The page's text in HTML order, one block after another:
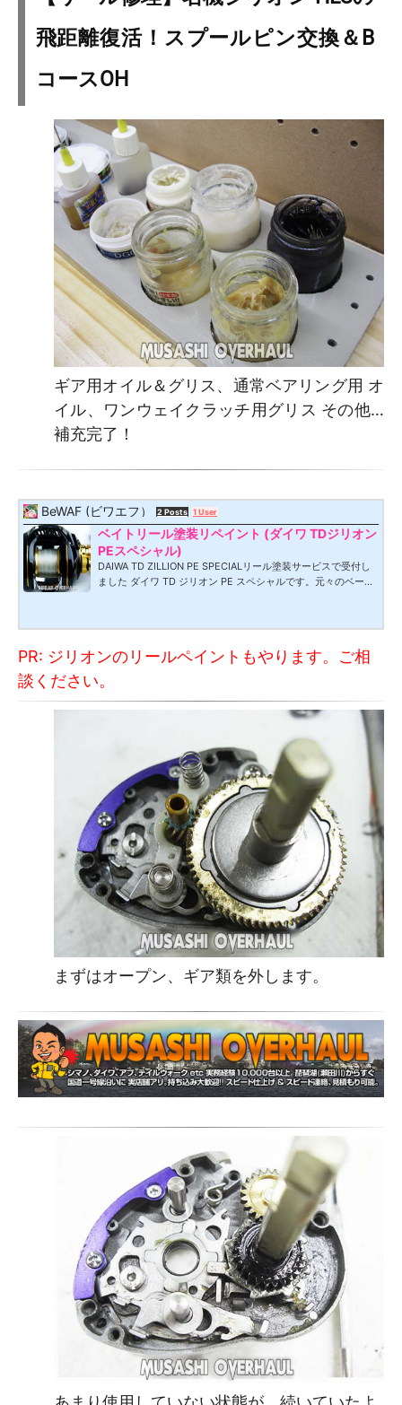
飛距離復活！スプールピン交換＆B
コースOH
ギア用オイル＆グリス、通常ベアリング用 オ
イル、ワンウェイクラッチ用グリス その他…
補充完了！
BeWAF (ビワエフ） 2 Posts 1 User
ベイトリール塗装リペイント (ダイワ TDジリオン
PEスペシャル)
DAIWA TD ZILLION PE SPECIALリール塗装サービスで受付し
ました ダイワ TD ジリオン PE スペシャルです。元々のベース
工オーダー を 希望するお方は こちら からお願いします。 カラ
ペイントしました。 塗装後は２種類の研磨剤で磨き上げまし
です。これから完成したリールは随時アップして...
PR: ジリオンのリールペイントもやります。ご相
談ください。
まずはオープン、ギア類を外します。